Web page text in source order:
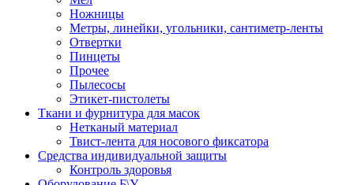
Ножницы
Метры, линейки, угольники, сантиметр-ленты
Отвертки
Пинцеты
Прочее
Пылесосы
Этикет-пистолеты
Ткани и фурнитура для масок
Нетканый материал
Твист-лента для носового фиксатора
Средства индивидуальной защиты
Контроль здоровья